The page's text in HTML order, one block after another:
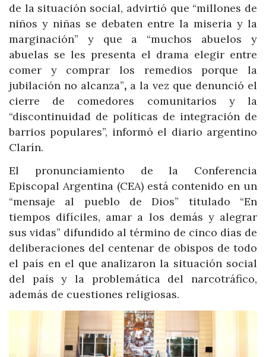
de la situación social, advirtió que “millones de
niños y niñas se debaten entre la miseria y la
marginación” y que a “muchos abuelos y
abuelas se les presenta el drama elegir entre
comer y comprar los remedios porque la
jubilación no alcanza”, a la vez que denunció el
cierre de comedores comunitarios y la
“discontinuidad de políticas de integración de
barrios populares”, informó el diario argentino
Clarín.
El pronunciamiento de la Conferencia
Episcopal Argentina (CEA) está contenido en un
“mensaje al pueblo de Dios” titulado “En
tiempos difíciles, amar a los demás y alegrar
sus vidas” difundido al término de cinco días de
deliberaciones del centenar de obispos de todo
el país en el que analizaron la situación social
del país y la problemática del narcotráfico,
además de cuestiones religiosas.